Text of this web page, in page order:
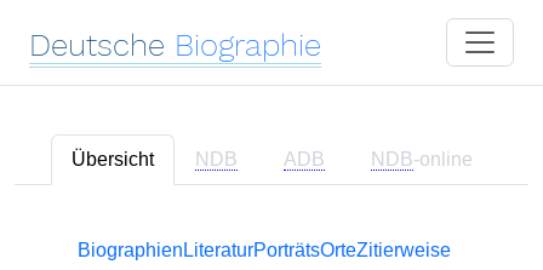
Deutsche Biographie
Übersicht NDB ADB NDB-online
Biographien LiteraturPorträtsOrteZitierweise